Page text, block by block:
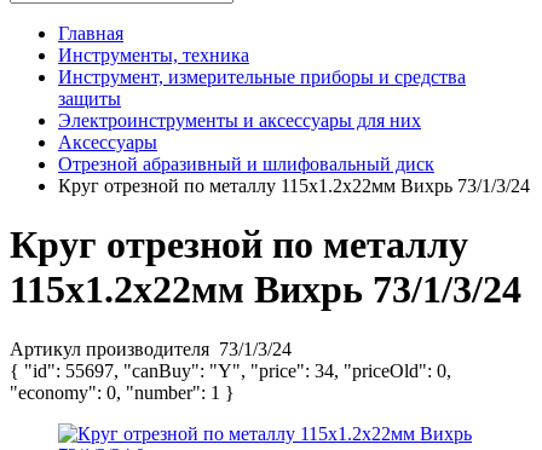
Главная
Инструменты, техника
Инструмент, измерительные приборы и средства
защиты
Электроинструменты и аксессуары для них
Аксессуары
Отрезной абразивный и шлифовальный диск
Круг отрезной по металлу 115х1.2х22мм Вихрь 73/1/3/24
Круг отрезной по металлу
115х1.2х22мм Вихрь 73/1/3/24
Артикул производителя 73/1/3/24
{ "id": 55697, "canBuy": "Y", "price": 34, "priceOld": 0,
"economy": 0, "number": 1 }